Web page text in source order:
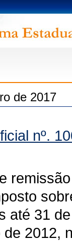
de 2017
nº.
até 31
2012,